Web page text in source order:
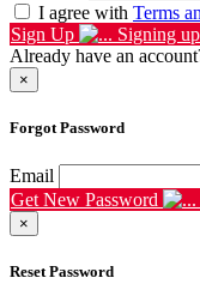
I agree with Terms
Sign Up
Signing
Already have an
×
Forgot Password
Email
Get New Password
×
Reset Password